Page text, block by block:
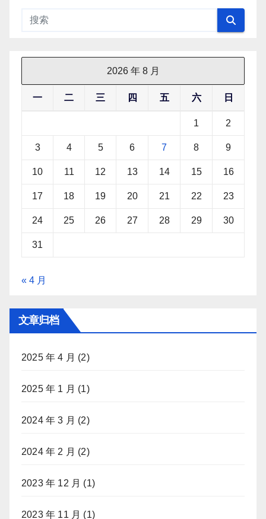
2026 年 8 月
一 二 三 四 五 六 日
1 2
3 4 5 6 7 8 9
10 11 12 13 14 15 16
17 18 19 20 21 22 23
24 25 26 27 28 29 30
31
« 4 月
文章归档
2025 年 4 月 (2)
2025 年 1 月 (1)
2024 年 3 月 (2)
2024 年 2 月 (2)
2023 年 12 月 (1)
2023 年 11 月 (1)